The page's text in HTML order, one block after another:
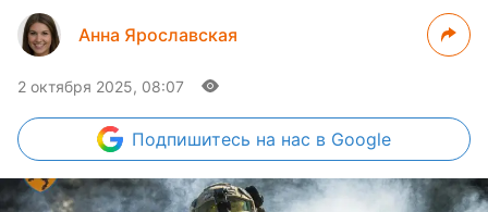
Анна Ярославская
2 октября 2025, 08:07
Подпишитесь на нас в Google